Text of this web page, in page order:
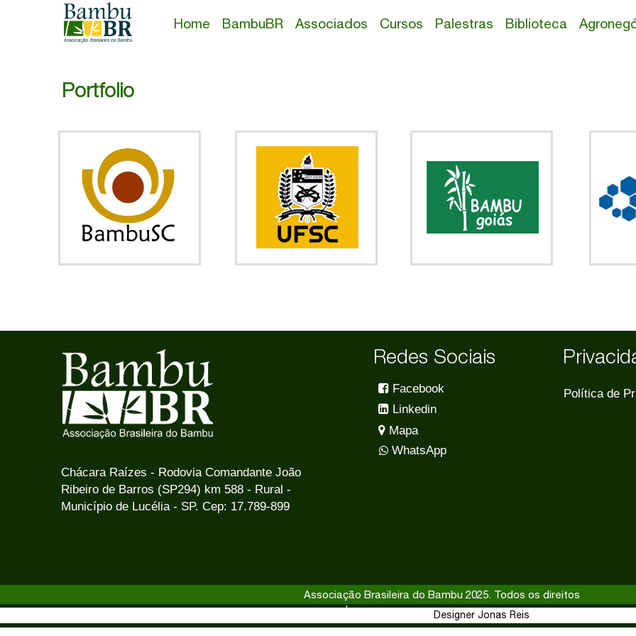
Home BambuBR Associados Cursos Palestras Biblioteca
Portfolio
Política de
Redes Sociais
Facebook
Linkedin
Mapa
WhatsApp
Chácara Raízes - Rodovia Comandante João
Ribeiro de Barros (SP294) km 588 - Rural -
Município de Lucélia - SP. Cep: 17.789-899
Associação Brasileira do Bambu 2025. Todos os direitos
reservados
Designer Jonas Reis